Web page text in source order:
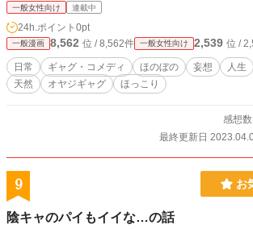
一般女性向け 連載中
24h.ポイント 0pt
一般漫画 8,562 位 / 8,562件 一般女性向け 2,539 位 /
日常 ギャグ・コメディ ほのぼの 妄想 人生
天然
オヤジギャグ ほっこり
感想
最終更新日
9 お
陰キャのパイもイイな…の話